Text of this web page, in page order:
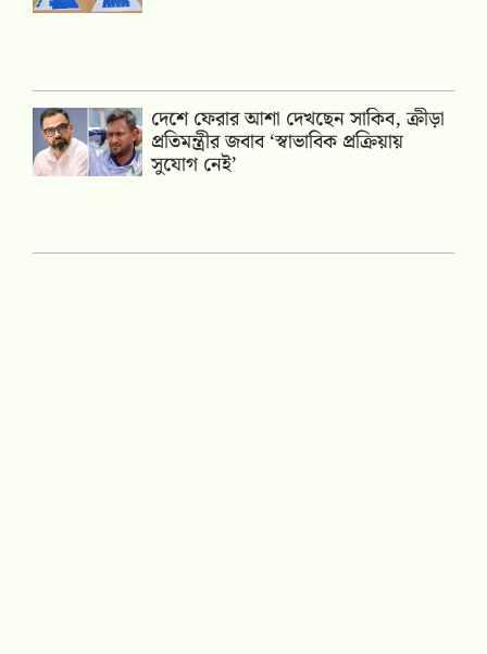
দেশে ফেরার আশা দেখছেন সাকিব, ক্রীড়া
প্রতিমন্ত্রীর জবাব ‘স্বাভাবিক প্রক্রিয়ায়
সুযোগ নেই’